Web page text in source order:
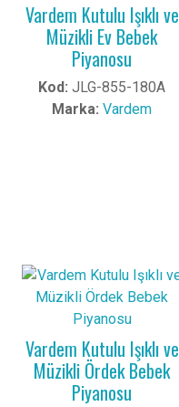
Vardem Kutulu Işıklı ve
Müzikli Ev Bebek
Piyanosu
Kod: JLG-855-180A
Marka: Vardem
Vardem Kutulu Işıklı ve
Müzikli Ördek Bebek
Piyanosu